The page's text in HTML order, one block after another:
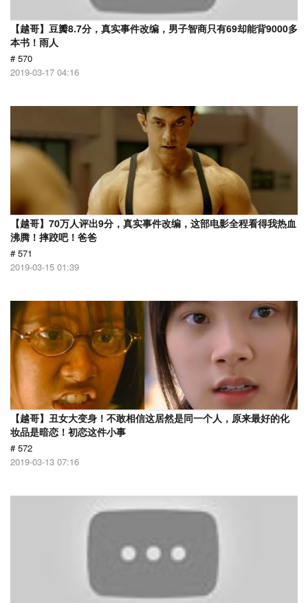
【越哥】豆瓣8.7分，真实事件改编，男子智商只有69却能背9000多
本书！雨人
# 570
2019-03-17 04:16
【越哥】70万人评出9分，真实事件改编，这部电影全程看得我热血
沸腾！摔跤吧！爸爸
# 571
2019-03-15 01:39
【越哥】丑女大变身！不敢相信这居然是同一个人，原来最好的化
妆品是暗恋！初恋这件小事
# 572
2019-03-13 07:16